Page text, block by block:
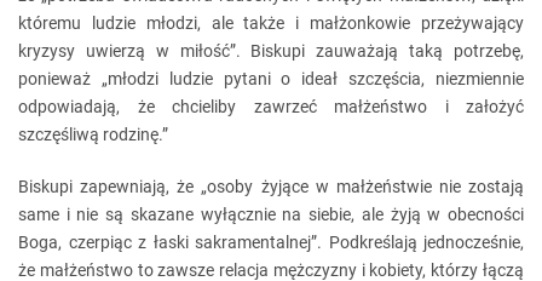
któremu ludzie młodzi, ale także i małżonkowie przeżywający
kryzysy uwierzą w miłość”. Biskupi zauważają taką potrzebę,
ponieważ „młodzi ludzie pytani o ideał szczęścia, niezmiennie
odpowiadają, że chcieliby zawrzeć małżeństwo i założyć
szczęśliwą rodzinę.”
Biskupi zapewniają, że „osoby żyjące w małżeństwie nie zostają
same i nie są skazane wyłącznie na siebie, ale żyją w obecności
Boga, czerpiąc z łaski sakramentalnej”. Podkreślają jednocześnie,
że małżeństwo to zawsze relacja mężczyzny i kobiety, którzy łączą